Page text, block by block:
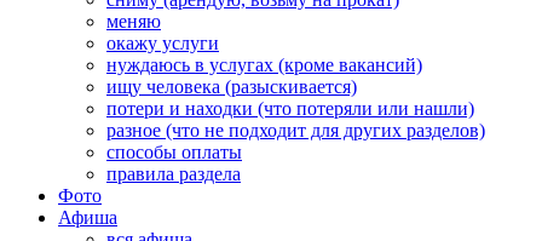
меняю
окажу услуги
нуждаюсь в услугах (кроме вакансий)
ищу человека (разыскивается)
потери и находки (что потеряли или нашли)
разное (что не подходит для других разделов)
способы оплаты
правила раздела
Фото
Афиша